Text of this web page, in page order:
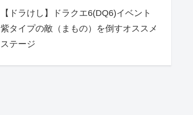
【ドラけし】ドラクエ6(DQ6)イベント
紫タイプの敵（まもの）を倒すオススメ
ステージ